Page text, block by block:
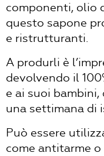
componenti, olio
questo sapone
e ristrutturanti.
A produrli è
devolvendo il
e ai suoi
una settimana di
Può essere
come antitarme